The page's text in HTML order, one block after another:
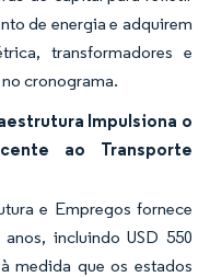
de energia e adquirem
transformadores e
cronograma.
Impulsiona o
ao Transporte
e Empregos fornece
incluindo USD 550
medida que os estados